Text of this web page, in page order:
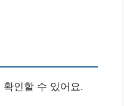
인할 수 있어요.